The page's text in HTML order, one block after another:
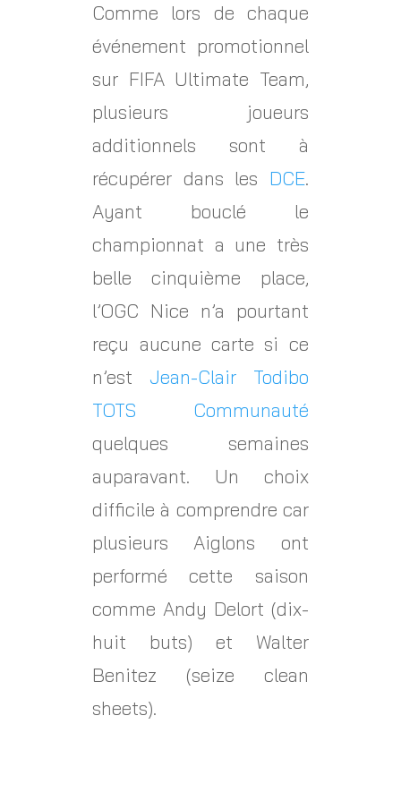
Comme lors de chaque
événement promotionnel
sur FIFA Ultimate Team,
plusieurs joueurs
additionnels sont à
récupérer dans les DCE.
Ayant bouclé le
championnat a une très
belle cinquième place,
l’OGC Nice n’a pourtant
reçu aucune carte si ce
n’est Jean-Clair Todibo
TOTS Communauté
quelques semaines
auparavant. Un choix
difficile à comprendre car
plusieurs Aiglons ont
performé cette saison
comme Andy Delort (dix-
huit buts) et Walter
Benitez (seize clean
sheets).